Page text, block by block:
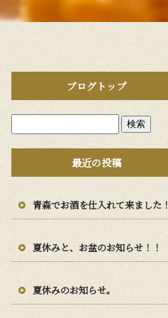
ブログトップ
最近の投稿
青森でお酒を仕入れて来ました！
夏休みと、お盆のお知らせ！！
夏休みのお知らせ。